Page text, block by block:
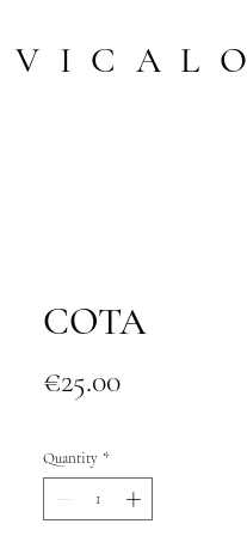
VICALO
COTA
€25.00Price
Quantity *